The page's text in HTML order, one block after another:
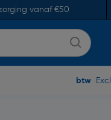
vanaf €50
btw